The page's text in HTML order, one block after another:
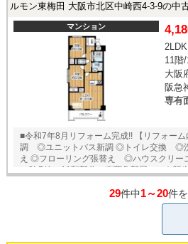
阪急各線【大阪梅田】駅徒歩7分 梅田エ
ンションです♪ ★即日内覧可能物件！お好きな日時でご内覧可能！★当店
までお電話いただくか、もしくは24時間対
わせ」フォームよりお問い合わせ下さい！
ルモン東梅田 大阪市北区中崎西4-3-9の中
マンション
11階
大阪
阪急
専有
■令和7年8月リフォーム完成!! 【リフォー
調 ◎ユニットバス新調 ◎トイレ交換 ◎
え ◎フローリング張替え ◎ハウスクリーニング他 ■専有面
の2LDK 11階部分・南西角部屋につき陽当り・通
阪梅田】駅 徒歩9分 通勤・通学に便利です♪ ★即日内覧可能物
好きな日時でご内覧可能！★ 当店までお
間対応可能「内覧予約・お問い合わせ」フ
い！業務に精通したスタッフが丁寧に対応
合は、ご希望場所でのお待ち合わせも可能
29件中1～20件